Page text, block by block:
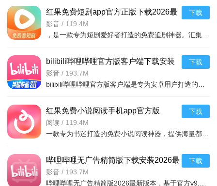
信赖的全球数字市民广场」，用户在新闻登上头条前即可追踪全
球突发新闻，通过即时更新热门话题和病毒式对话，始终保持信
息前沿。无论是体育、科技、音乐还是政治，X都是用户观看全
超过75个话题的自定义时间线：X为Premium用户推出「自定
义时间线」功能，支持将美食、电影、商业、摄影等超过75个特
切换。该系统由Grok对贴文的理解与X个性化算法共同驱动。
新功能持续迭代，图片编辑与自动翻译：2026年4月起，X新
效果。同时，由Grok驱动的贴文自动翻译功能已在全球上线，显
著提升跨语言用户间的沟通效率。
红果免费短剧app官方正版下载2026最
新版本v7.3.2.32 2026手机版
影音 / 119.4M
下载
bilibili哔哩哔哩官方版客户端下载安装
2026最新版本v9.6.0 2026安卓版
影音 / 193.7M
下载
红果免费小说阅读手机app官方版
v7.3.2.32 2026手机版免费小说阅读器
阅读 / 119.4M
下载
哔哩哔哩无广告精简版下载安装2026最
新版本v9.6.0 2026手机版
影音 / 193.7M
下载